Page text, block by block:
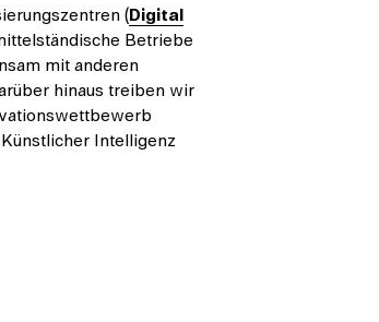
(Digital
Betriebe
mit anderen
hinaus treiben wir
Intelligenz